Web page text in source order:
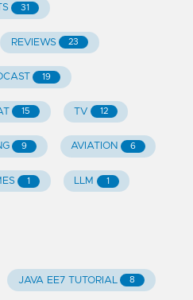
31
REVIEWS 23
19
15 TV 12
9 AVIATION 6
1 LLM 1
JAVA EE7 TUTORIAL 8